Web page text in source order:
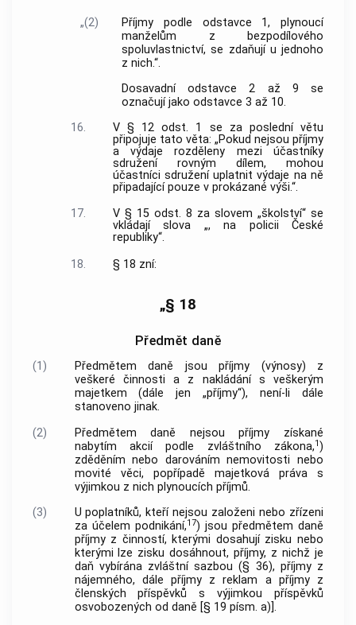
„(2)
Příjmy podle odstavce 1, plynoucí
manželům z bezpodílového
spoluvlastnictví, se zdaňují u jednoho
z nich.“.
Dosavadní odstavce 2 až 9 se
označují jako odstavce 3 až 10.
16.
V § 12 odst. 1 se za poslední větu
připojuje tato věta: „Pokud nejsou příjmy
a výdaje rozděleny mezi účastníky
sdružení rovným dílem, mohou
účastníci sdružení uplatnit výdaje na ně
připadající pouze v prokázané výši.“.
17.
V § 15 odst. 8 za slovem „školství“ se
vkládají slova „, na policii České
republiky“.
18.
§ 18 zní:
„§ 18
Předmět daně
(1)
Předmětem daně jsou příjmy (výnosy) z
veškeré činnosti a z nakládání s veškerým
majetkem (dále jen „příjmy“), není-li dále
stanoveno jinak.
(2)
Předmětem daně nejsou příjmy získané
nabytím akcií podle zvláštního zákona,1)
zděděním nebo darováním nemovitosti nebo
movité věci, popřípadě majetková práva s
výjimkou z nich plynoucích příjmů.
(3)
U poplatníků, kteří nejsou založeni nebo zřízeni
za účelem podnikání,17) jsou předmětem daně
příjmy z činností, kterými dosahují zisku nebo
kterými lze zisku dosáhnout, příjmy, z nichž je
daň vybírána zvláštní sazbou (§ 36), příjmy z
nájemného, dále příjmy z reklam a příjmy z
členských příspěvků s výjimkou příspěvků
osvobozených od daně [§ 19 písm. a)].